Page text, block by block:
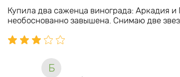
Купила два саженца винограда: Аркадия
необоснованно завышена. Снимаю две
Б